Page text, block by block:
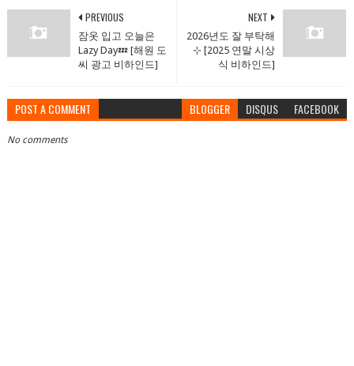
NEXT
2026년도 잘 부탁해
⊹ ࣪[2025 연말 시상
식 비하인드]
PREVIOUS
잠옷 입고 오늘은
Lazy Day💤 [해원 도
씨 광고 비하인드]
POST A COMMENT BLOGGER DISQUS FACEBOOK
No comments